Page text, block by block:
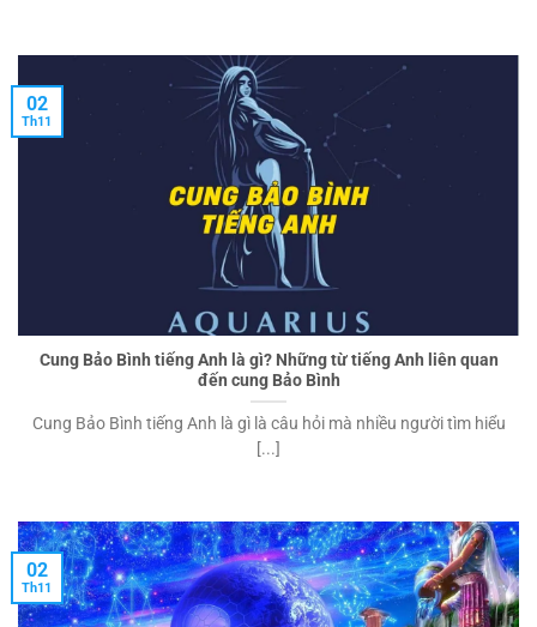
Cung Bảo Bình tiếng Anh là gì? Những từ tiếng Anh liên quan
đến cung Bảo Bình
Cung Bảo Bình tiếng Anh là gì là câu hỏi mà nhiều người tìm hiểu
[...]
02
Th11
02
Th11